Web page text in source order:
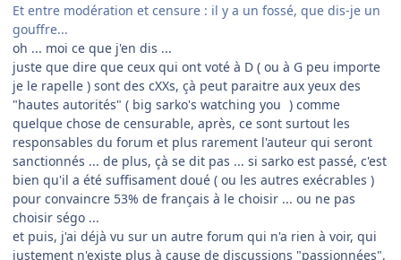
Et entre modération et censure : il y a un fossé, que dis-je un
gouffre...
oh ... moi ce que j'en dis ...
juste que dire que ceux qui ont voté à D ( ou à G peu importe
je le rapelle ) sont des cXXs, çà peut paraitre aux yeux des
"hautes autorités" ( big sarko's watching you ) comme
quelque chose de censurable, après, ce sont surtout les
responsables du forum et plus rarement l'auteur qui seront
sanctionnés ... de plus, çà se dit pas ... si sarko est passé, c'est
bien qu'il a été suffisament doué ( ou les autres exécrables )
pour convaincre 53% de français à le choisir ... ou ne pas
choisir ségo ...
et puis, j'ai déjà vu sur un autre forum qui n'a rien à voir, qui
justement n'existe plus à cause de discussions "passionnées",